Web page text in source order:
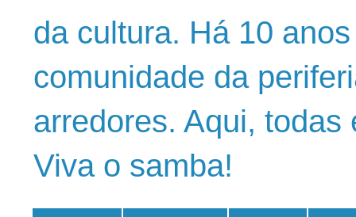
da cultura. Há 10
comunidade da
arredores. Aqui,
Viva o samba!